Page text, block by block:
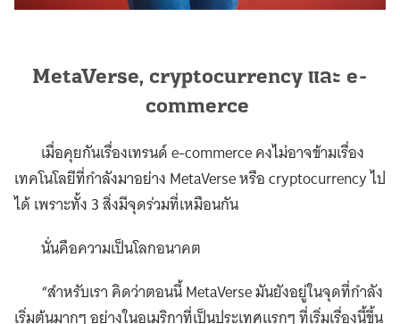
MetaVerse, cryptocurrency และ e-
commerce
เมื่อคุยกันเรื่องเทรนด์ e-commerce คงไม่อาจข้ามเรื่อง
เทคโนโลยีที่กำลังมาอย่าง MetaVerse หรือ cryptocurrency ไป
ได้ เพราะทั้ง 3 สิ่งมีจุดร่วมที่เหมือนกัน
นั่นคือความเป็นโลกอนาคต
“สำหรับเรา คิดว่าตอนนี้MetaVerse มันยังอยู่ในจุดที่กำลัง
เริ่มต้นมากๆ อย่างในอเมริกาที่เป็นประเทศแรกๆ ที่เริ่มเรื่องนี้ขึ้น